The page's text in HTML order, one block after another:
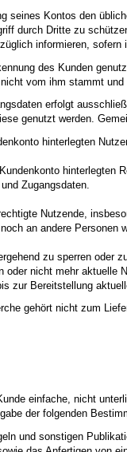
Kontos den
durch Dritte zu
informieren,
des Kunden
vom ihm stammt
erfolgt
genutzt werden.
hinterlegten
hinterlegten
Zugangsdaten.
Nutzende,
an andere Personen
zu sperren oder
oder nicht mehr
zur Bereitstellung
gehört nicht zum
einfache, nicht
der folgenden
und sonstigen